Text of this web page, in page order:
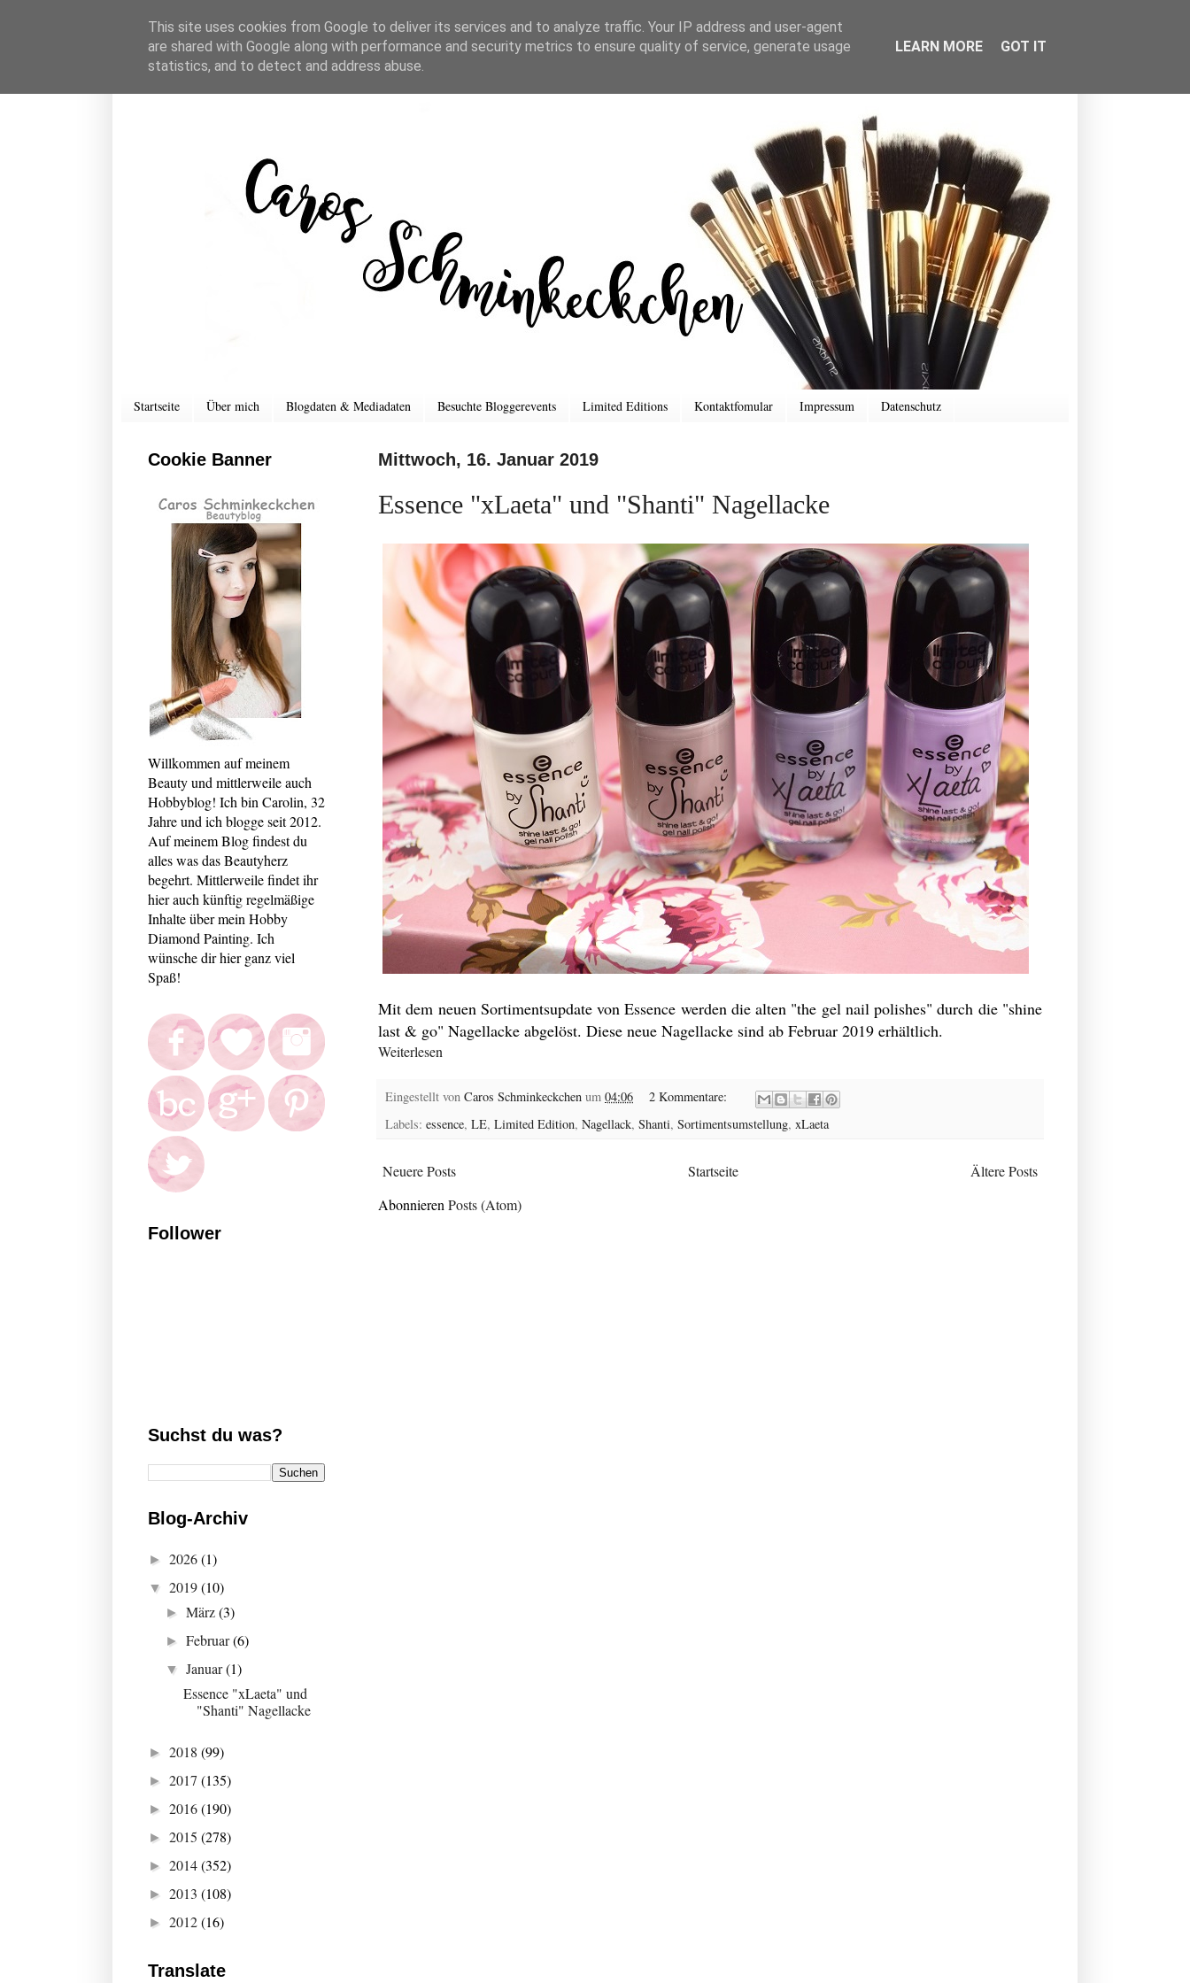
Startseite Über mich Blogdaten & Mediadaten Besuchte Bloggerevents Limited Editions Kontaktfomular Impressum Datenschutz
Mittwoch, 16. Januar 2019
Essence "xLaeta" und "Shanti" Nagellacke
Mit dem neuen Sortimentsupdate von Essence werden die alten "the gel nail polishes" durch die "shine
last & go" Nagellacke abgelöst. Diese neue Nagellacke sind ab Februar 2019 erhältlich.
Weiterlesen
Eingestellt von Caros Schminkeckchen um 04:06
2 Kommentare:
Labels: essence, LE, Limited Edition, Nagellack, Shanti, Sortimentsumstellung, xLaeta
Neuere Posts Ältere Posts
Startseite
Abonnieren Posts (Atom)
Cookie Banner
Willkommen auf meinem
Beauty und mittlerweile auch
Hobbyblog! Ich bin Carolin, 32
Jahre und ich blogge seit 2012.
Auf meinem Blog findest du
alles was das Beautyherz
begehrt. Mittlerweile findet ihr
hier auch künftig regelmäßige
Inhalte über mein Hobby
Diamond Painting. Ich
wünsche dir hier ganz viel
Spaß!
Follower
Suchst du was?
Blog-Archiv
► 2026(1)
▼ 2019(10)
►März(3)
►Februar(6)
▼Januar(1)
Essence "xLaeta" und
"Shanti" Nagellacke
► 2018 (99)
► 2017 (135)
► 2016(190)
► 2015 (278)
► 2014(352)
► 2013 (108)
► 2012(16)
Translate
This site uses cookies from Google to deliver its services and to analyze traffic. Your IP address and user-agent
are shared with Google along with performance and security metrics to ensure quality of service, generate usage
statistics, and to detect and address abuse.
LEARN MORE GOT IT